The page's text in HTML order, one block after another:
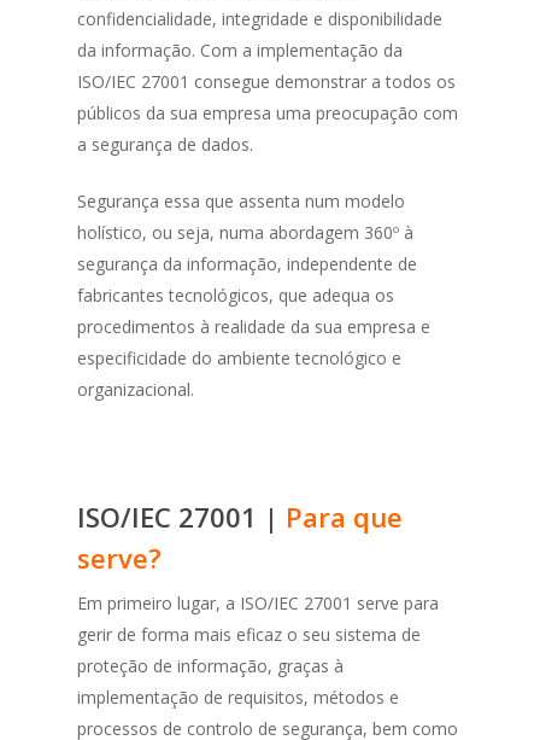
confidencialidade, integridade e disponibilidade
da informação. Com a implementação da
ISO/IEC 27001 consegue demonstrar a todos os
públicos da sua empresa uma preocupação com
a segurança de dados.
Segurança essa que assenta num modelo
holístico, ou seja, numa abordagem 360º à
segurança da informação, independente de
fabricantes tecnológicos, que adequa os
procedimentos à realidade da sua empresa e
especificidade do ambiente tecnológico e
organizacional.
ISO/IEC 27001 | Para que
serve?
Em primeiro lugar, a ISO/IEC 27001 serve para
gerir de forma mais eficaz o seu sistema de
proteção de informação, graças à
implementação de requisitos, métodos e
processos de controlo de segurança, bem como